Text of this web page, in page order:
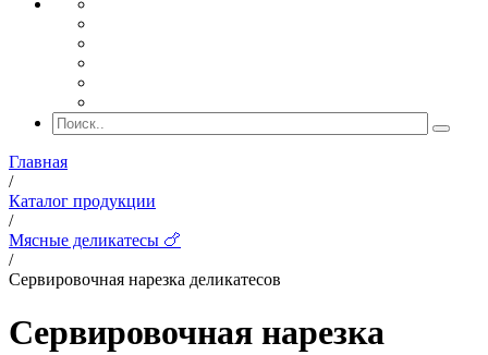
Главная
/
Каталог продукции
/
Мясные деликатесы 🍗
/
Сервировочная нарезка деликатесов
Сервировочная нарезка